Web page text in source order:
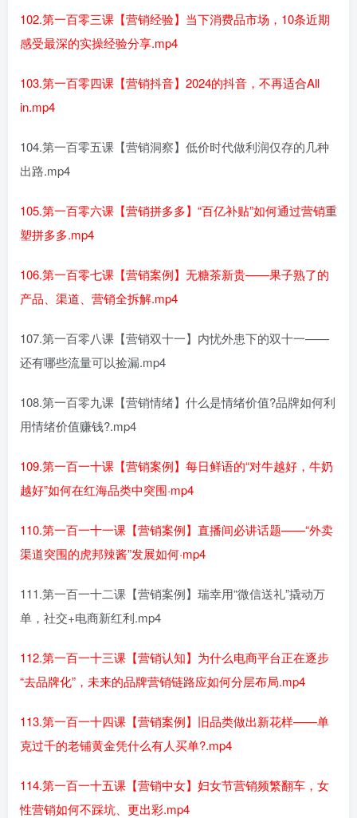
102.第一百零三课【营销经验】当下消费品市场，10条近期
感受最深的实操经验分享.mp4
103.第一百零四课【营销抖音】2024的抖音，不再适合All
in.mp4
104.第一百零五课【营销洞察】低价时代做利润仅存的几种
出路.mp4
105.第一百零六课【营销拼多多】“百亿补贴”如何通过营销重
塑拼多多.mp4
106.第一百零七课【营销案例】无糖茶新贵——果子熟了的
产品、渠道、营销全拆解.mp4
107.第一百零八课【营销双十一】内忧外患下的双十一——
还有哪些流量可以捡漏.mp4
108.第一百零九课【营销情绪】什么是情绪价值?品牌如何利
用情绪价值赚钱?.mp4
109.第一百一十课【营销案例】每日鲜语的“对牛越好，牛奶
越好”如何在红海品类中突围·mp4
110.第一百一十一课【营销案例】直播间必讲话题——“外卖
渠道突围的虎邦辣酱”发展如何·mp4
111.第一百一十二课【营销案例】瑞幸用“微信送礼”撬动万
单，社交+电商新红利.mp4
112.第一百一十三课【营销认知】为什么电商平台正在逐步
“去品牌化”，未来的品牌营销链路应如何分层布局.mp4
113.第一百一十四课【营销案例】旧品类做出新花样——单
克过千的老铺黄金凭什么有人买单?.mp4
114.第一百一十五课【营销中女】妇女节营销频繁翻车，女
性营销如何不踩坑、更出彩.mp4